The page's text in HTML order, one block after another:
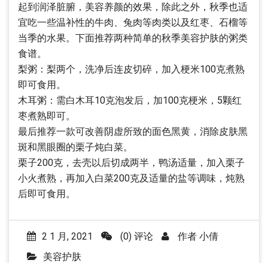
起到润泽脏腑，美容养颜的效果，除此之外，秋季也适
宜吃一些温补性的牛肉、兔肉等肉类以及红枣、石榴等
当季的水果。下面推荐两种简单的秋季美容护肤的粥类
食谱。
梨粥：梨两个，洗净后连皮切碎，加入梗米100克煮熟
即可食用。
木耳粥：需白木耳10克泡发后，加100克梗米，5颗红
枣煮熟即可。
最后推荐一款可改善阴虚所致的面色黑黄，消除皮肤黑
斑和黑眼圈的栗子炖白菜。
栗子200克，去壳以后切成两半，鸭汤适量，加入栗子
小火煮熟，再加入白菜200克及适量的盐等调味，炖熟
后即可食用。
2 1 月, 2021 (0) 评论 作者 小倩
美容护肤